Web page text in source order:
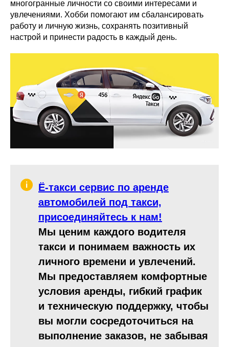
многогранные личности со своими интересами и
увлечениями. Хобби помогают им сбалансировать
работу и личную жизнь, сохранять позитивный
настрой и принести радость в каждый день.
Ё-такси сервис по аренде
автомобилей под такси,
присоединяйтесь к нам!
Мы ценим каждого водителя
такси и понимаем важность их
личного времени и увлечений.
Мы предоставляем комфортные
условия аренды, гибкий график
и техническую поддержку, чтобы
вы могли сосредоточиться на
выполнение заказов, не забывая